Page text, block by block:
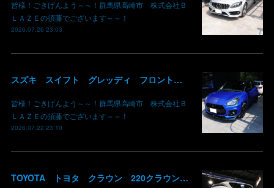
皆様！ごきげんよう～～！群馬県高崎市 株式会社Ｂ
ＬＡＺＥの須藤でございます～～！
2026.07.26 23:03
スズキ スイフト グレッディ フロントリップスポイラー リアウイング 塗装 カーボン クリア 持込み部品 取り付け 群馬 高崎
皆様！ごきげんよう～～！群馬県高崎市 株式会社Ｂ
ＬＡＺＥの須藤でございます～～！
2026.07.22 23:10
TOYOTA トヨタ クラウン 220クラウン 持ち込みマフラー交換 群馬県高崎市 株式会社BLAZE